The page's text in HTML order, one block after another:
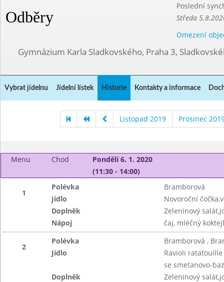
Odběry
Poslední
Středa
Omezení
Gymnázium Karla Sladkovského, Praha 3,
Vybrat jídelnu Jídelní lístek Historie Kontakty a informace
Listopad 2019 Prosinec
Menu Chod
Pondělí 6. 1. 2020
(11:30 - 14:00)
1
Polévka
Bramborová
Jídlo
Novoroční
Doplněk
Zeleninový
Nápoj
čaj, mléčný
2
Polévka
Bramborová ,
Jídlo
Ravioli
se smetanovo-
Doplněk
Zeleninový